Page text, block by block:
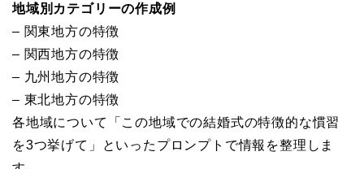
地域別カテゴリーの作成例
– 関東地方の特徴
– 関西地方の特徴
– 九州地方の特徴
– 東北地方の特徴
各地域について「この地域での結婚式の特徴的な慣習
を3つ挙げて」といったプロンプトで情報を整理しま